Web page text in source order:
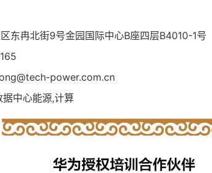
东冉北街9号金园国际中心B座四层B4010-1号
power.com.cn
中心能源,计算